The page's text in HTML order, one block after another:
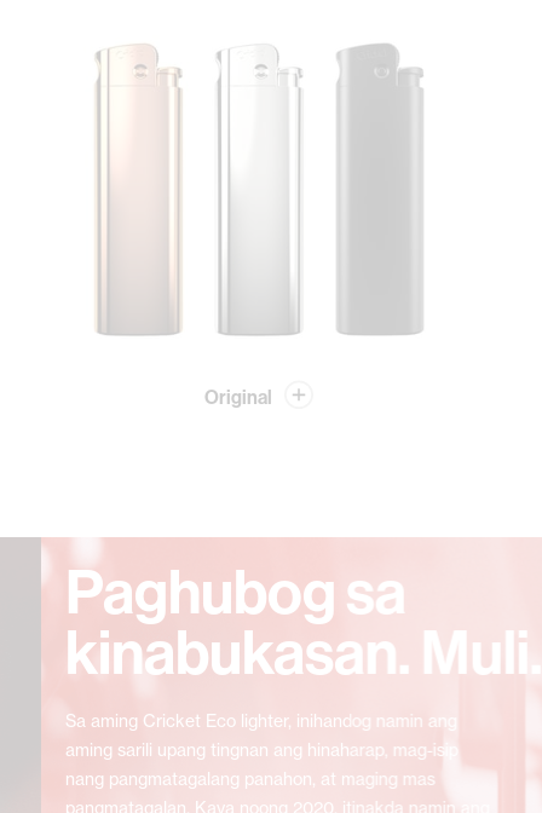
Original
Paghubog sa
kinabukasan. Muli.
Sa aming Cricket Eco lighter, inihandog namin ang
aming sarili upang tingnan ang hinaharap, mag-isip
nang pangmatagalang panahon, at maging mas
pangmatagalan. Kaya noong 2020, itinakda namin ang